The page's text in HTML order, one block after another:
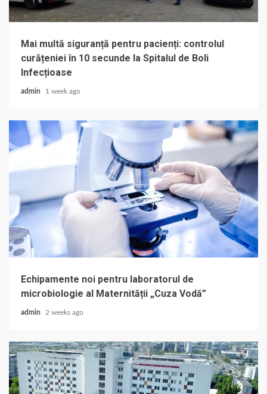
Mai multă siguranță pentru pacienți: controlul
curățeniei în 10 secunde la Spitalul de Boli
Infecțioase
admin 1 week ago
Echipamente noi pentru laboratorul de
microbiologie al Maternității „Cuza Vodă”
admin 2 weeks ago